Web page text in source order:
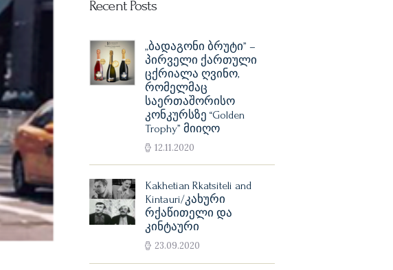
Recent Posts
„ბადაგონი ბრუტი” –
პირველი ქართული
ცქრიალა ღვინო,
რომელმაც
საერთაშორისო
კონკურსზე “Golden
Trophy” მიიღო
12.11.2020
Kakhetian Rkatsiteli and
Kintauri/კახური
რქაწითელი და
კინტაური
23.09.2020